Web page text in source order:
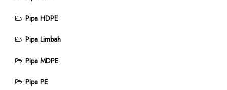
Pipa HDPE
Pipa Limbah
Pipa MDPE
Pipa PE